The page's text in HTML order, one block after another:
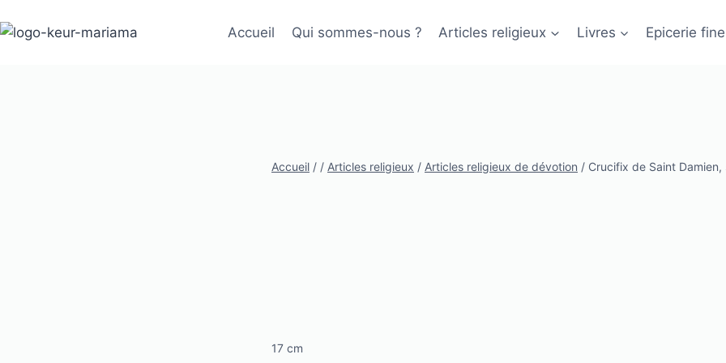
au
Accueil Qui sommes-nous ? Articles religieux Livres Epicerie fine
Accueil / / Articles religieux / Articles religieux de dévotion / Crucifix de Saint
17 cm